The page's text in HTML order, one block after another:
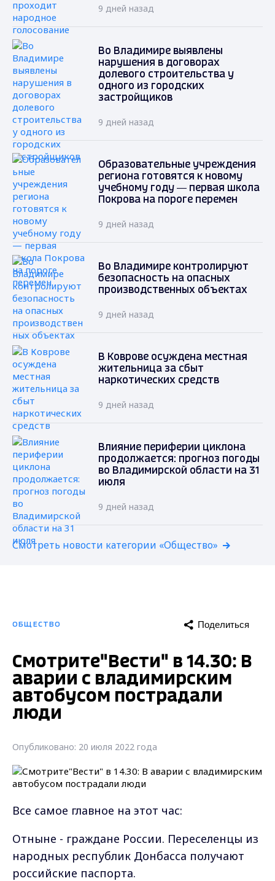
9 дней назад
Во Владимире выявлены
нарушения в договорах
долевого строительства у
одного из городских
застройщиков
9 дней назад
Образовательные учреждения
региона готовятся к новому
учебному году — первая школа
Покрова на пороге перемен
9 дней назад
Во Владимире контролируют
безопасность на опасных
производственных объектах
9 дней назад
В Коврове осуждена местная
жительница за сбыт
наркотических средств
9 дней назад
Влияние периферии циклона
продолжается: прогноз погоды
во Владимирской области на 31
июля
9 дней назад
Смотреть новости категории «Общество»
ОБЩЕСТВО Поделиться
Смотрите"Вести" в 14.30: В
аварии с владимирским
автобусом пострадали
люди
Опубликовано: 20 июля 2022 года
Все самое главное на этот час:
Отныне - граждане России. Переселенцы из
народных республик Донбасса получают
российские паспорта.